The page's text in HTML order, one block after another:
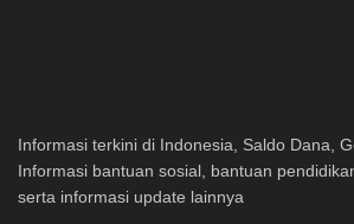
Informasi terkini di Indonesia, Saldo Dana,
Informasi bantuan sosial, bantuan
serta informasi update lainnya